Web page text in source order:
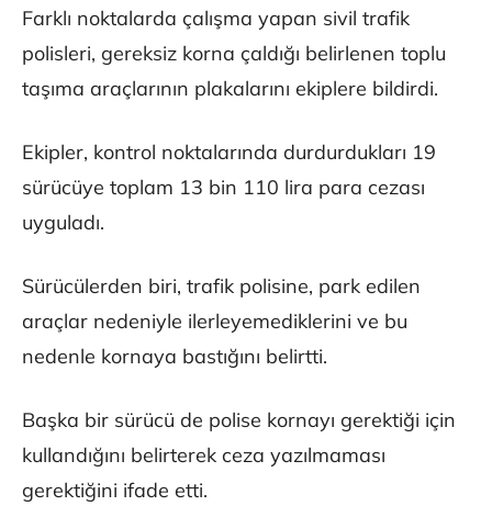
Farklı noktalarda çalışma yapan sivil trafik
polisleri, gereksiz korna çaldığı belirlenen toplu
taşıma araçlarının plakalarını ekiplere bildirdi.
Ekipler, kontrol noktalarında durdurdukları 19
sürücüye toplam 13 bin 110 lira para cezası
uyguladı.
Sürücülerden biri, trafik polisine, park edilen
araçlar nedeniyle ilerleyemediklerini ve bu
nedenle kornaya bastığını belirtti.
Başka bir sürücü de polise kornayı gerektiği için
kullandığını belirterek ceza yazılmaması
gerektiğini ifade etti.